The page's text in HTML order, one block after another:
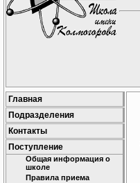
Главная
Подразделения
Контакты
Поступление
Общая информация о
школе
Правила приема